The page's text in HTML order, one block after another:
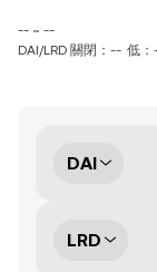
-- ~ --
DAI/LRD 關閉：-- 低
DAI
LRD